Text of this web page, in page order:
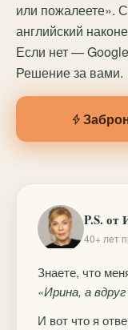
или пожалеете».
английский
Если нет —
Решение за вами.
P.S.
40+ лет
Знаете, что
«Ирина, а
И вот что я